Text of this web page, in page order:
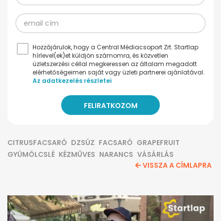
Hozzájárulok, hogy a Central Médiacsoport Zrt. Startlap
hírlevel(ek)et küldjön számomra, és közvetlen
üzletszerzési céllal megkeressen az általam megadott
elérhetőségeimen saját vagy üzleti partnerei ajánlatával.
Az adatkezelés részletei
CITRUSFACSARÓ DZSÚZ FACSARÓ GRAPEFRUIT
GYÜMÖLCSLÉ KÉZMŰVES NARANCS VÁSÁRLÁS
VISSZA A CÍMLAPRA